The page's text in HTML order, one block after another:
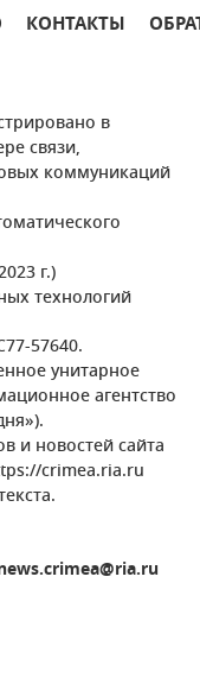
КОНТАКТЫ
в
связи,
коммуникаций
г.)
технологий
57640.
унитарное
агентство
и новостей сайта
crimea.ria.ru